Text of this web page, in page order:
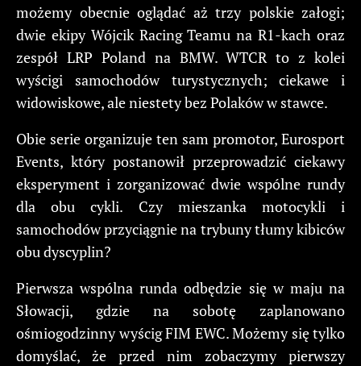
możemy obecnie oglądać aż trzy polskie załogi;
dwie ekipy Wójcik Racing Teamu na R1-kach oraz
zespół LRP Poland na BMW. WTCR to z kolei
wyścigi samochodów turystycznych; ciekawe i
widowiskowe, ale niestety bez Polaków w stawce.
Obie serie organizuje ten sam promotor, Eurosport
Events, który postanowił przeprowadzić ciekawy
eksperyment i zorganizować dwie wspólne rundy
dla obu cykli. Czy mieszanka motocykli i
samochodów przyciągnie na trybuny tłumy kibiców
obu dyscyplin?
Pierwsza wspólna runda odbędzie się w maju na
Słowacji, gdzie na sobotę zaplanowano
ośmiogodzinny wyścig FIM EWC. Możemy się tylko
domyślać, że przed nim zobaczymy pierwszy